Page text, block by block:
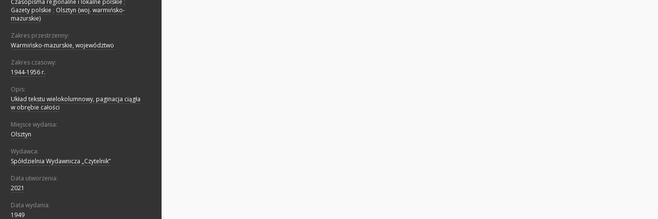
Czasopisma regionalne i lokalne polskie ;
Gazety polskie ; Olsztyn (woj. warmińsko-
mazurskie)
Zakres przestrzenny:
Warmińsko-mazurskie, województwo
Zakres czasowy:
1944-1956 r.
Opis:
Układ tekstu wielokolumnowy, paginacja ciągła
w obrębie całości
Miejsce wydania:
Olsztyn
Wydawca:
Spółdzielnia Wydawnicza „Czytelnik”
Data utworzenia:
2021
Data wydania:
1949